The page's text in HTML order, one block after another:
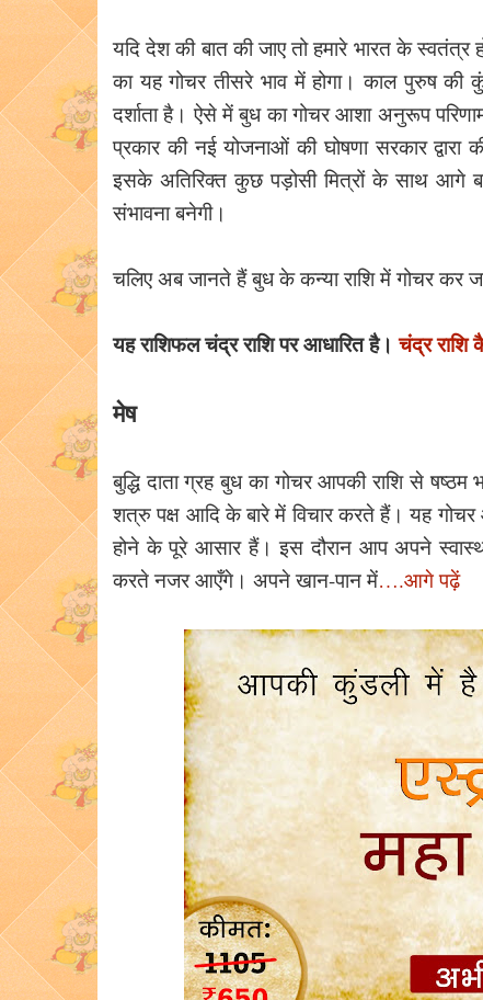
यदि देश की बात की जाए तो हमारे भारत के
का यह गोचर तीसरे भाव में होगा। काल पुरुष की
दर्शाता है। ऐसे में बुध का गोचर आशा अनुरूप
प्रकार की नई योजनाओं की घोषणा सरकार
इसके अतिरिक्त कुछ पड़ोसी मित्रों के साथ आगे
संभावना बनेगी।
चलिए अब जानते हैं बुध के कन्या राशि में गोचर कर
यह राशिफल चंद्र राशि पर आधारित है।चंद्र
मेष
बुद्धि दाता ग्रह बुध का गोचर आपकी राशि से
शत्रु पक्ष आदि के बारे में विचार करते हैं। यह
होने के पूरे आसार हैं। इस दौरान आप अपने
करते नजर आएँगे। अपने खान-पान में….आगे पढ़ें